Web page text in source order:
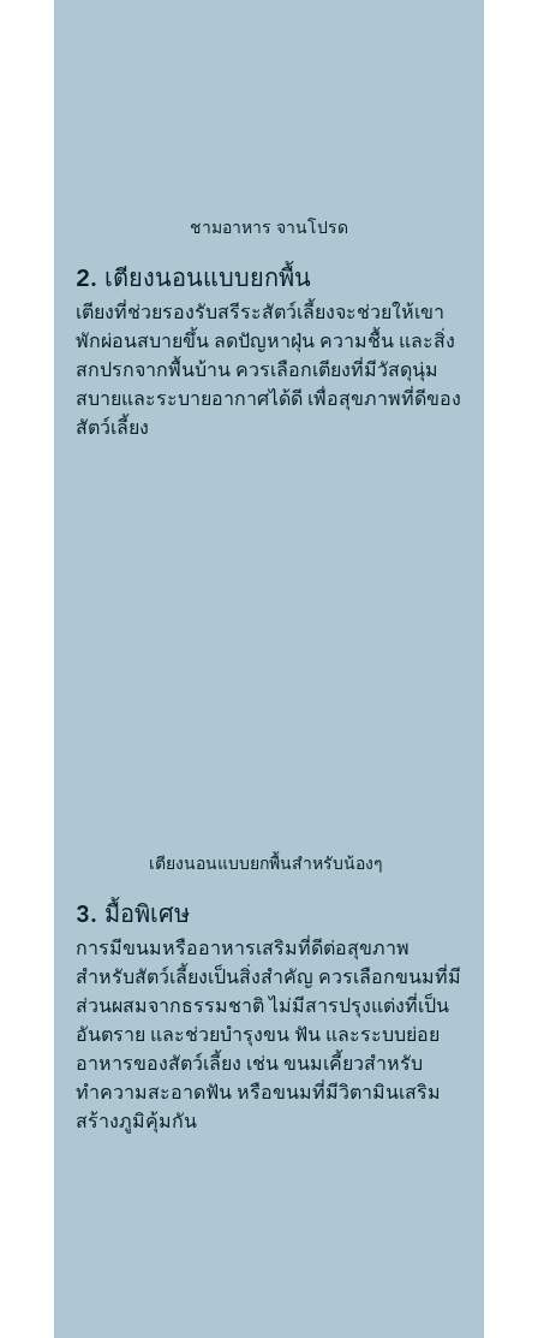
ชามอาหาร จานโปรด
2. เตียงนอนแบบยกพื้น
เตียงที่ช่วยรองรับสรีระสัตว์เลี้ยงจะช่วยให้เขา
พักผ่อนสบายขึ้น ลดปัญหาฝุ่น ความชื้น และสิ่ง
สกปรกจากพื้นบ้าน ควรเลือกเตียงที่มีวัสดุนุ่ม
สบายและระบายอากาศได้ดี เพื่อสุขภาพที่ดีของ
สัตว์เลี้ยง
เตียงนอนแบบยกพื้นสำหรับน้องๆ
3. มื้อพิเศษ
การมีขนมหรืออาหารเสริมที่ดีต่อสุขภาพ
สำหรับสัตว์เลี้ยงเป็นสิ่งสำคัญ ควรเลือกขนมที่มี
ส่วนผสมจากธรรมชาติ ไม่มีสารปรุงแต่งที่เป็น
อันตราย และช่วยบำรุงขน ฟัน และระบบย่อย
อาหารของสัตว์เลี้ยง เช่น ขนมเคี้ยวสำหรับ
ทำความสะอาดฟัน หรือขนมที่มีวิตามินเสริม
สร้างภูมิคุ้มกัน